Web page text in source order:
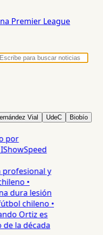
Premier League
Vial UdeC Biobío
por
y
•
dura lesión
chileno •
Ortiz es
la década